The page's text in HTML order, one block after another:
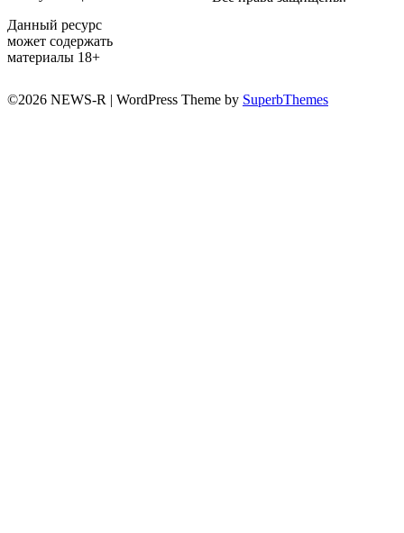
Данный ресурс
может содержать
материалы 18+
©2026 NEWS-R | WordPress Theme by SuperbThemes